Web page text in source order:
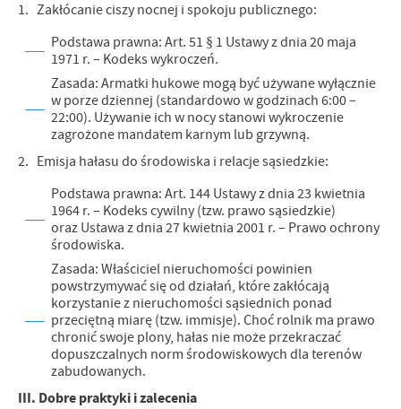
1. Zakłócanie ciszy nocnej i spokoju publicznego:
Podstawa prawna: Art. 51 § 1 Ustawy z dnia 20 maja
1971 r. – Kodeks wykroczeń.
Zasada: Armatki hukowe mogą być używane wyłącznie
w porze dziennej (standardowo w godzinach 6:00 –
22:00). Używanie ich w nocy stanowi wykroczenie
zagrożone mandatem karnym lub grzywną.
2. Emisja hałasu do środowiska i relacje sąsiedzkie:
Podstawa prawna: Art. 144 Ustawy z dnia 23 kwietnia
1964 r. – Kodeks cywilny (tzw. prawo sąsiedzkie)
oraz Ustawa z dnia 27 kwietnia 2001 r. – Prawo ochrony
środowiska.
Zasada: Właściciel nieruchomości powinien
powstrzymywać się od działań, które zakłócają
korzystanie z nieruchomości sąsiednich ponad
przeciętną miarę (tzw. immisje). Choć rolnik ma prawo
chronić swoje plony, hałas nie może przekraczać
dopuszczalnych norm środowiskowych dla terenów
zabudowanych.
III. Dobre praktyki i zalecenia